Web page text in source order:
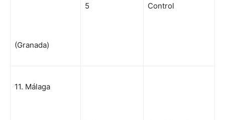
(Granada)
5 Control
11. Málaga